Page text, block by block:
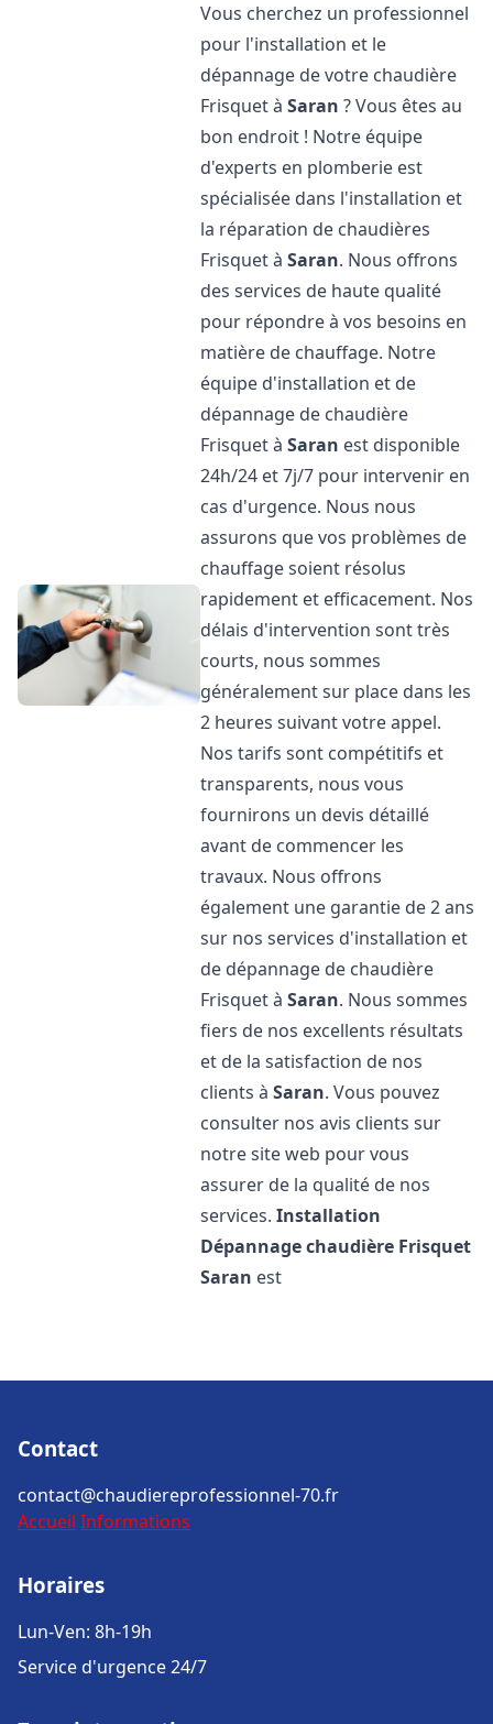
Vous cherchez un professionnel
pour l'installation et le
dépannage de votre chaudière
Frisquet àSaran ? Vous êtes au
bon endroit ! Notre équipe
d'experts en plomberie est
spécialisée dans l'installation et
la réparation de chaudières
Frisquet àSaran. Nous offrons
des services de haute qualité
pour répondre à vos besoins en
matière de chauffage. Notre
équipe d'installation et de
dépannage de chaudière
Frisquet àSaran est disponible
24h/24 et 7j/7 pour intervenir en
cas d'urgence. Nous nous
assurons que vos problèmes de
chauffage soient résolus
rapidement et efficacement. Nos
délais d'intervention sont très
courts, nous sommes
généralement sur place dans les
2 heures suivant votre appel.
Nos tarifs sont compétitifs et
transparents, nous vous
fournirons un devis détaillé
avant de commencer les
travaux. Nous offrons
également une garantie de 2 ans
sur nos services d'installation et
de dépannage de chaudière
Frisquet àSaran. Nous sommes
fiers de nos excellents résultats
et de la satisfaction de nos
clients àSaran. Vous pouvez
consulter nos avis clients sur
notre site web pour vous
assurer de la qualité de nos
services.Installation
Dépannage chaudière Frisquet
Saran est
Contact
contact@chaudiereprofessionnel-70.fr
Accueil Informations
Horaires
Lun-Ven: 8h-19h
Service d'urgence 24/7